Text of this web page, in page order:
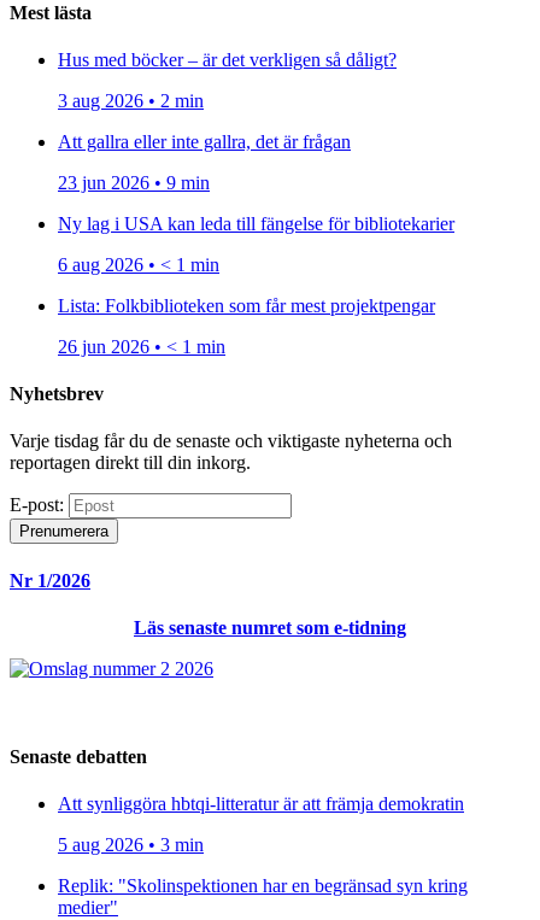
Mest lästa
Hus med böcker – är det verkligen så dåligt?
3 aug 2026 • 2 min
Att gallra eller inte gallra, det är frågan
23 jun 2026 • 9 min
Ny lag i USA kan leda till fängelse för bibliotekarier
6 aug 2026 • < 1 min
Lista: Folkbiblioteken som får mest projektpengar
26 jun 2026 • < 1 min
Nyhetsbrev
Varje tisdag får du de senaste och viktigaste nyheterna och
reportagen direkt till din inkorg.
E-post:
Prenumerera
Nr 1/2026
Läs senaste numret som e-tidning
Senaste debatten
Att synliggöra hbtqi-litteratur är att främja demokratin
5 aug 2026 • 3 min
Replik: "Skolinspektionen har en begränsad syn kring
medier"